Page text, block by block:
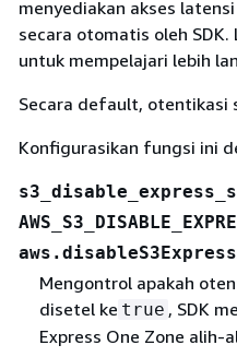
menyediakan akses
secara otomatis oleh SDK.
untuk mempelajari lebih
Secara default, otentikasi
Konfigurasikan fungsi ini
Mengontrol apakah
disetel ke true , SDK
Express One Zone alih-